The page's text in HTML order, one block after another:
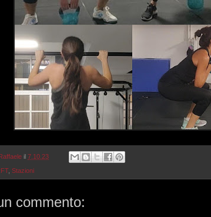
il 7.10.23
, Stazioni
commento: